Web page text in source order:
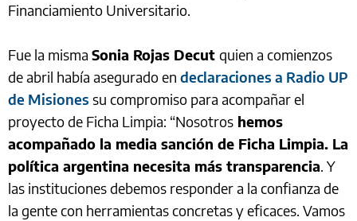
Financiamiento Universitario.
Fue la misma Sonia Rojas Decut quien a comienzos
de abril había asegurado en declaraciones a Radio UP
de Misiones su compromiso para acompañar el
proyecto de Ficha Limpia: “Nosotros hemos
acompañado la media sanción de Ficha Limpia. La
política argentina necesita más transparencia. Y
las instituciones debemos responder a la confianza de
la gente con herramientas concretas y eficaces. Vamos